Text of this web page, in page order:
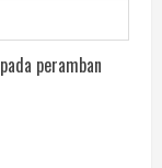
peramban